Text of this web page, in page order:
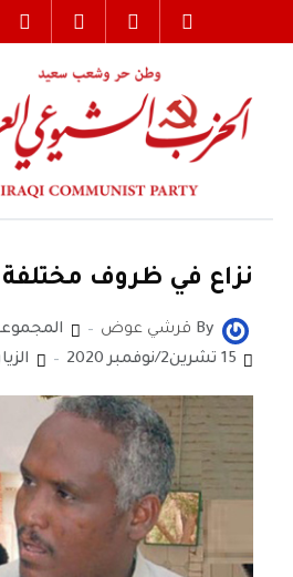
نزاع في ظروف مختلفة
By قرشي عوض
15 تشرين2/نوفمبر 2020